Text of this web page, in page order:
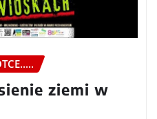
ziemi w